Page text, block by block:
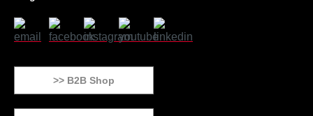
>> B2B Shop